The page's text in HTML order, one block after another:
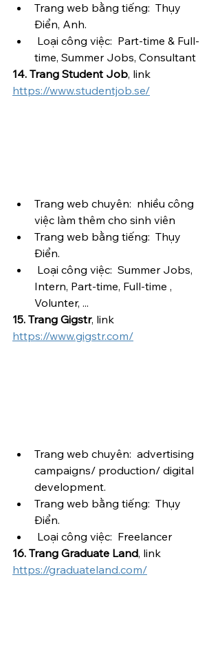
Trang web bằng tiếng:  Thụy
Điển, Anh.
time, Summer Jobs, Consultant
14. Trang Student Job, link
https://www.studentjob.se/
Trang web chuyên:  nhiều công
việc làm thêm cho sinh viên
Trang web bằng tiếng:  Thụy
Điển.
Intern, Part-time, Full-time ,
Volunter, ...
15. Trang Gigstr, link
https://www.gigstr.com/
Trang web chuyên:  advertising
campaigns/ production/ digital
development.
Trang web bằng tiếng:  Thụy
Điển.
Loại công việc:  Freelancer
16. Trang Graduate Land, link
https://graduateland.com/